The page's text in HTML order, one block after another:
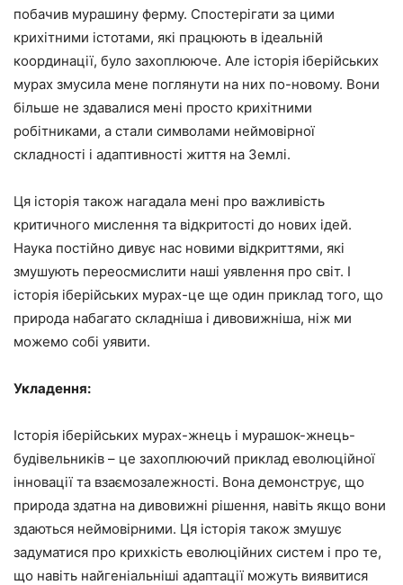
побачив мурашину ферму. Спостерігати за цими
крихітними істотами, які працюють в ідеальній
координації, було захоплююче. Але історія іберійських
мурах змусила мене поглянути на них по-новому. Вони
більше не здавалися мені просто крихітними
робітниками, а стали символами неймовірної
складності і адаптивності життя на Землі.
Ця історія також нагадала мені про важливість
критичного мислення та відкритості до нових ідей.
Наука постійно дивує нас новими відкриттями, які
змушують переосмислити наші уявлення про світ. І
історія іберійських мурах-це ще один приклад того, що
природа набагато складніша і дивовижніша, ніж ми
можемо собі уявити.
Укладення:
Історія іберійських мурах-жнець і мурашок-жнець-
будівельників – це захоплюючий приклад еволюційної
інновації та взаємозалежності. Вона демонструє, що
природа здатна на дивовижні рішення, навіть якщо вони
здаються неймовірними. Ця історія також змушує
задуматися про крихкість еволюційних систем і про те,
що навіть найгеніальніші адаптації можуть виявитися